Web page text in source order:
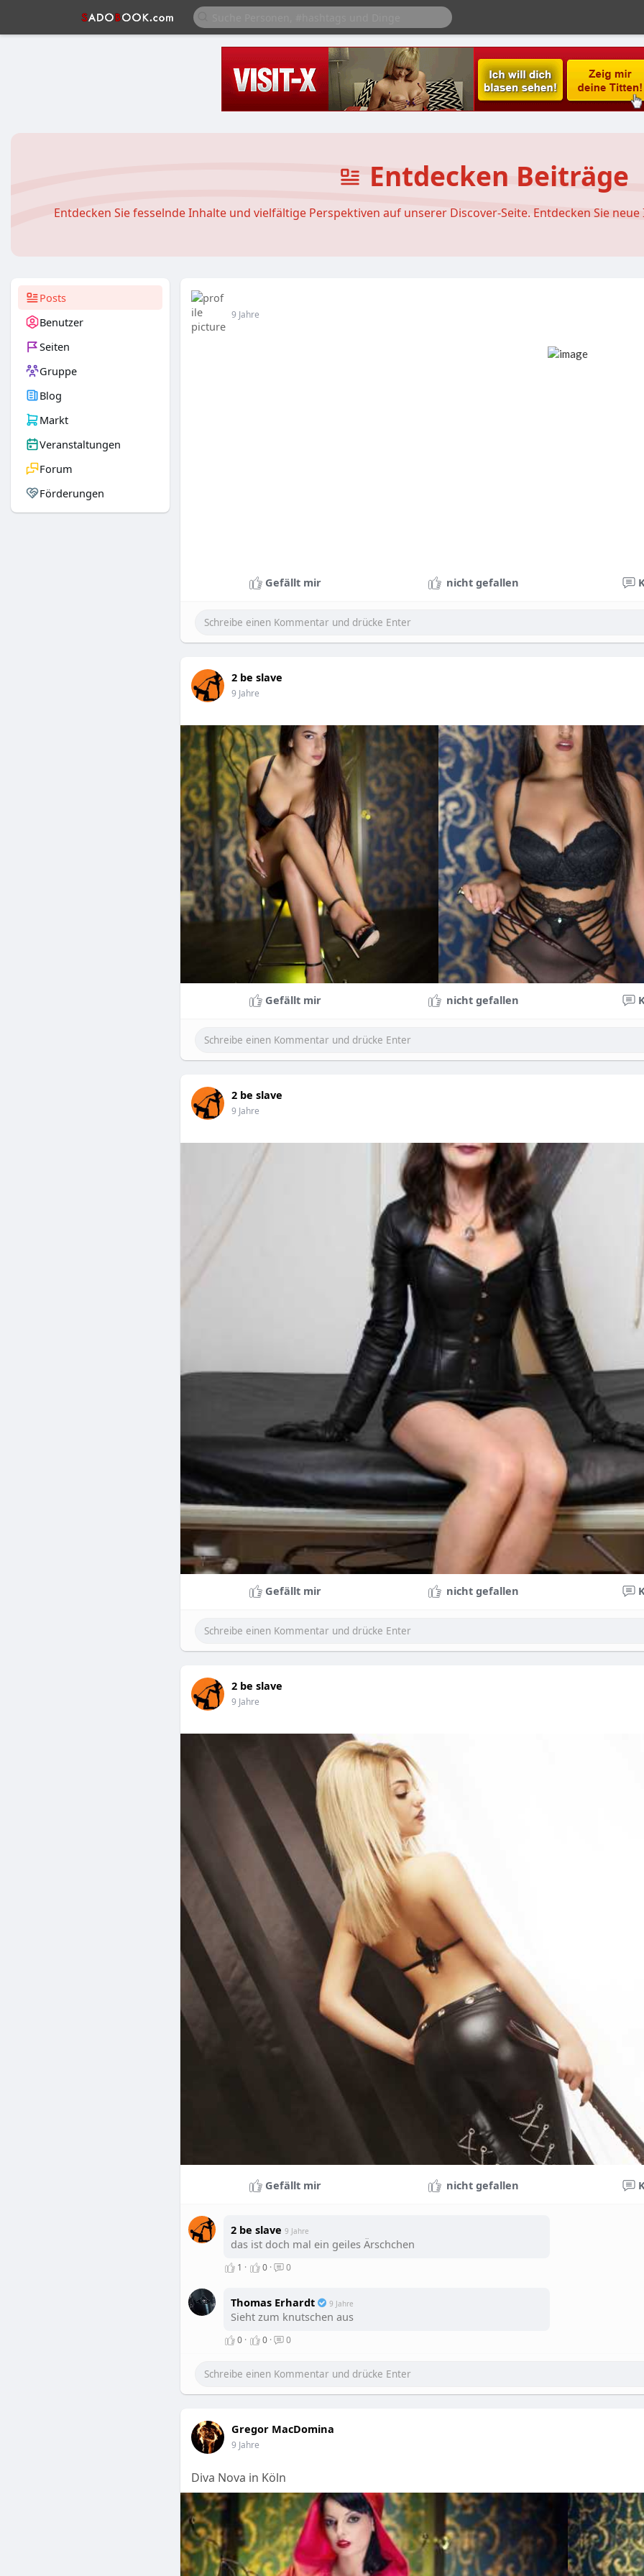
Entdecken Beiträge
Entdecken Sie fesselnde Inhalte und vielfältige Perspektiven auf unserer Discover-Seite. Entdecken Sie
Posts
Benutzer
Seiten
Gruppe
Blog
Markt
Veranstaltungen
Forum
Förderungen
9 Jahre
Gefällt mir nicht gefallen
2 be slave
9 Jahre
Gefällt mir nicht gefallen
2 be slave
9 Jahre
Gefällt mir nicht gefallen
2 be slave
9 Jahre
Gefällt mir nicht gefallen
2 be slave 9 Jahre
das ist doch mal ein geiles Ärschchen
1 · 0 · 0
Thomas Erhardt 9 Jahre
Sieht zum knutschen aus
0 · 0 · 0
Gregor MacDomina
9 Jahre
Diva Nova in Köln